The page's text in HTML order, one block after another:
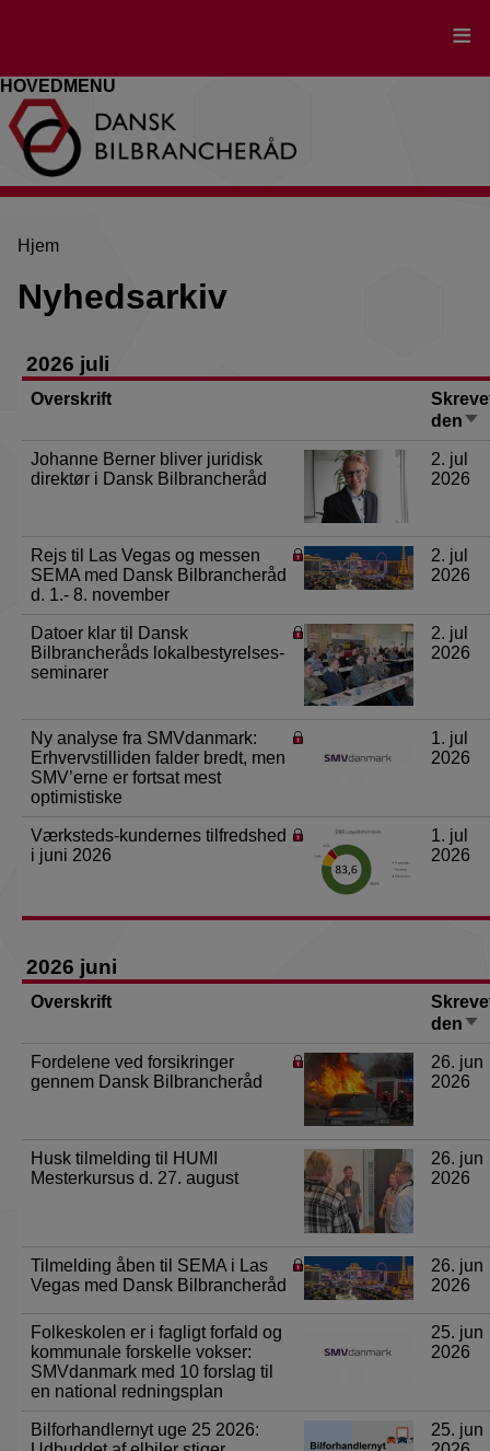
HOVEDMENU
Brødkrumme
Hjem
Nyhedsarkiv
2026 juli
Overskrift
den
Johanne Berner bliver juridisk
direktør i Dansk Bilbrancheråd
2. jul
2026
Rejs til Las Vegas og messen
SEMA med Dansk Bilbrancheråd
d. 1.- 8. november
2. jul
2026
Datoer klar til Dansk
Bilbrancheråds lokalbestyrelses-
seminarer
2. jul
2026
Ny analyse fra SMVdanmark:
Erhvervstilliden falder bredt, men
SMV’erne er fortsat mest
optimistiske
1. jul
2026
Værksteds-kundernes tilfredshed
i juni 2026
1. jul
2026
2026 juni
Overskrift
den
Fordelene ved forsikringer
gennem Dansk Bilbrancheråd
26. jun
2026
Husk tilmelding til HUMI
Mesterkursus d. 27. august
26. jun
2026
Tilmelding åben til SEMA i Las
Vegas med Dansk Bilbrancheråd
26. jun
2026
Folkeskolen er i fagligt forfald og
kommunale forskelle vokser:
SMVdanmark med 10 forslag til
en national redningsplan
25. jun
2026
Bilforhandlernyt uge 25 2026:
25. jun